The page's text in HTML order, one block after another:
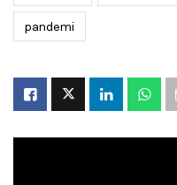
pandemi